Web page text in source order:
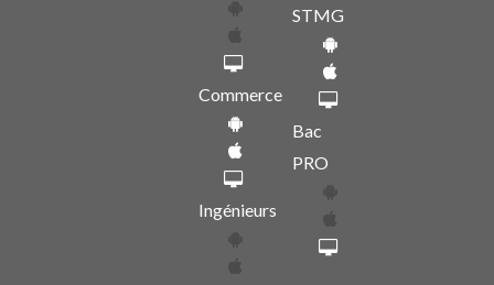
Commerce
Ingénieurs
STMG
Bac
PRO